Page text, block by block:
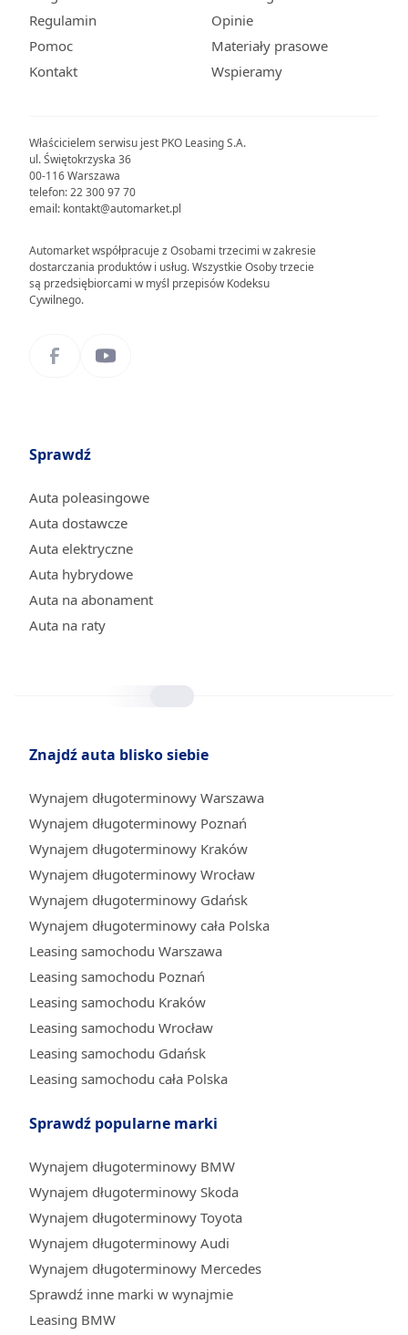
Właścicielem serwisu jest PKO Leasing S.A.
ul. Świętokrzyska 36
00-116 Warszawa
telefon: 22 300 97 70
email: kontakt@automarket.pl
Automarket współpracuje z Osobami trzecimi w zakresie
dostarczania produktów i usług. Wszystkie Osoby trzecie
są przedsiębiorcami w myśl przepisów Kodeksu
Cywilnego.
Regulamin
Pomoc
Kontakt
Opinie
Materiały prasowe
Wspieramy
Sprawdź
Auta poleasingowe
Auta dostawcze
Auta elektryczne
Auta hybrydowe
Auta na abonament
Auta na raty
Znajdź auta blisko siebie
Wynajem długoterminowy Warszawa
Wynajem długoterminowy Poznań
Wynajem długoterminowy Kraków
Wynajem długoterminowy Wrocław
Wynajem długoterminowy Gdańsk
Wynajem długoterminowy cała Polska
Leasing samochodu Warszawa
Leasing samochodu Poznań
Leasing samochodu Kraków
Leasing samochodu Wrocław
Leasing samochodu Gdańsk
Leasing samochodu cała Polska
Sprawdź popularne marki
Wynajem długoterminowy BMW
Wynajem długoterminowy Skoda
Wynajem długoterminowy Toyota
Wynajem długoterminowy Audi
Wynajem długoterminowy Mercedes
Sprawdź inne marki w wynajmie
Leasing BMW